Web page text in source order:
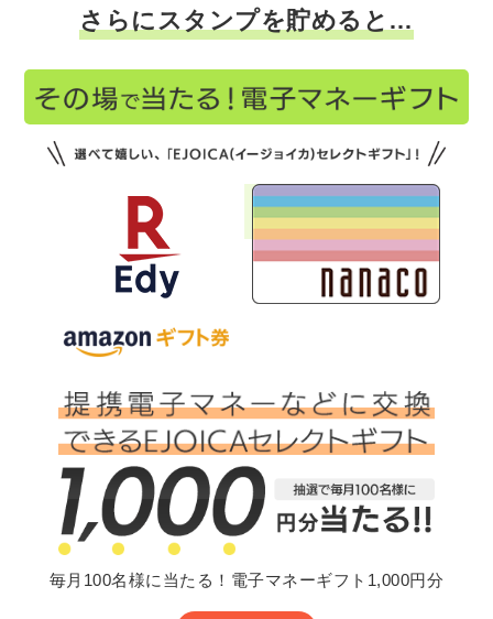
さらにスタンプを貯めると…
毎月100名様に当たる！電子マネーギフト1,000円分